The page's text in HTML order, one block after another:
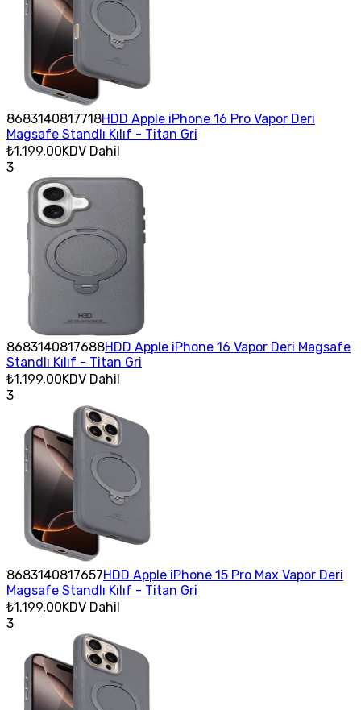
8683140817718HDD Apple iPhone 16 Pro Vapor Deri
Magsafe Standlı Kılıf - Titan Gri
₺1.199,00KDV Dahil
3
8683140817688HDD Apple iPhone 16 Vapor Deri Magsafe
Standlı Kılıf - Titan Gri
₺1.199,00KDV Dahil
3
8683140817657HDD Apple iPhone 15 Pro Max Vapor Deri
Magsafe Standlı Kılıf - Titan Gri
₺1.199,00KDV Dahil
3